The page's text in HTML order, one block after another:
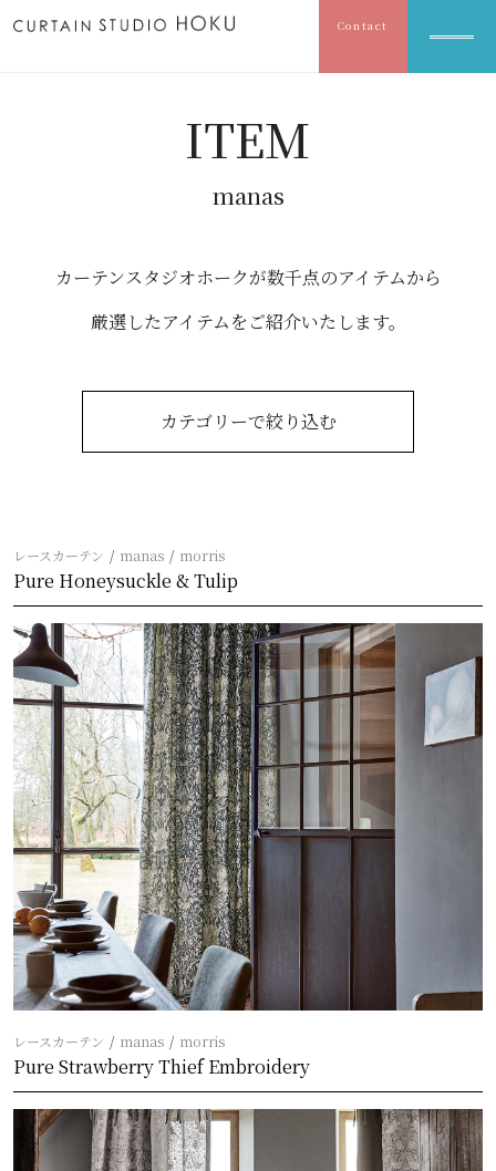
Contact
ITEM
manas
カーテンスタジオホークが数千点のアイテムから
厳選したアイテムをご紹介いたします。
カテゴリーで絞り込む
レースカーテン manas morris
Pure Honeysuckle & Tulip
レースカーテン manas morris
Pure Strawberry Thief Embroidery